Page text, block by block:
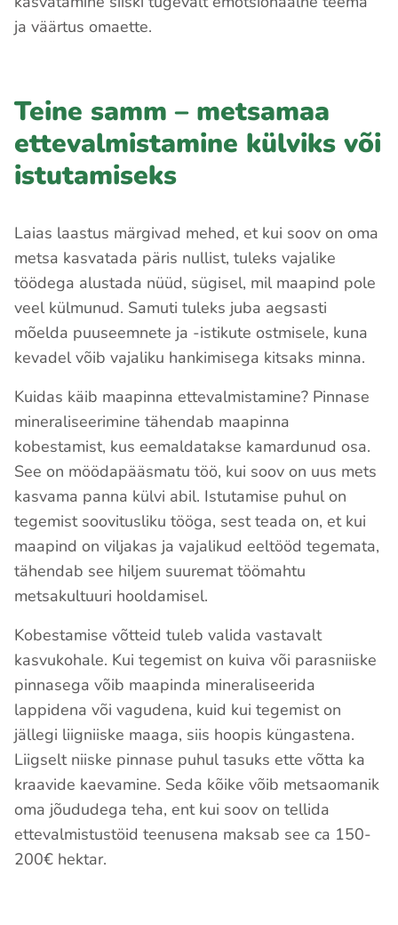
ja väärtus omaette.
Teine samm – metsamaa
ettevalmistamine külviks või
istutamiseks
Laias laastus märgivad mehed, et kui soov on oma
metsa kasvatada päris nullist, tuleks vajalike
töödega alustada nüüd, sügisel, mil maapind pole
veel külmunud. Samuti tuleks juba aegsasti
mõelda puuseemnete ja -istikute ostmisele, kuna
kevadel võib vajaliku hankimisega kitsaks minna.
Kuidas käib maapinna ettevalmistamine? Pinnase
mineraliseerimine tähendab maapinna
kobestamist, kus eemaldatakse kamardunud osa.
See on möödapääsmatu töö, kui soov on uus mets
kasvama panna külvi abil. Istutamise puhul on
tegemist soovitusliku tööga, sest teada on, et kui
maapind on viljakas ja vajalikud eeltööd tegemata,
tähendab see hiljem suuremat töömahtu
metsakultuuri hooldamisel.
Kobestamise võtteid tuleb valida vastavalt
kasvukohale. Kui tegemist on kuiva või parasniiske
pinnasega võib maapinda mineraliseerida
lappidena või vagudena, kuid kui tegemist on
jällegi liigniiske maaga, siis hoopis küngastena.
Liigselt niiske pinnase puhul tasuks ette võtta ka
kraavide kaevamine. Seda kõike võib metsaomanik
oma jõududega teha, ent kui soov on tellida
ettevalmistustöid teenusena maksab see ca 150-
200€ hektar.